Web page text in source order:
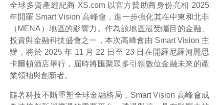
全球多資產經紀商 XS.com 以官方贊助商身份亮相 2025
年開羅 Smart Vision 高峰會，進一步強化其在中東和北非
（MENA）地區的影響力。作為該地區最受矚目的金融、
投資與金融科技盛會之一，本次高峰會由 Smart Vision 主
辦，將於 2025 年 11 月 22 日至 23 日在開羅尼羅河麗思
卡爾頓酒店舉行，屆時將匯聚眾多引領數位金融未來的產
業領袖與創新者。
隨著科技不斷重塑全球金融格局，Smart Vision 高峰會成